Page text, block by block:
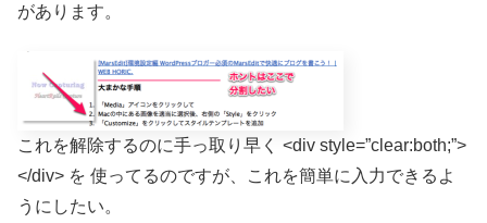
があります。
これを解除するのに手っ取り早く <div style=”clear:both;”>
</div> を 使ってるのですが、これを簡単に入力できるよ
うにしたい。